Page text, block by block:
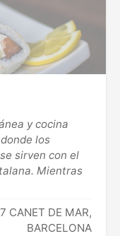
y cocina
los
sirven con el
Mientras
CANET DE MAR,
BARCELONA